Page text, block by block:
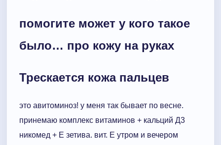
помогите может у кого такое
было… про кожу на руках
Трескается кожа пальцев
это авитоминоз! у меня так бывает по весне.
принемаю комплекс витаминов + кальций Д3
никомед + Е зетива. вит. Е утром и вечером